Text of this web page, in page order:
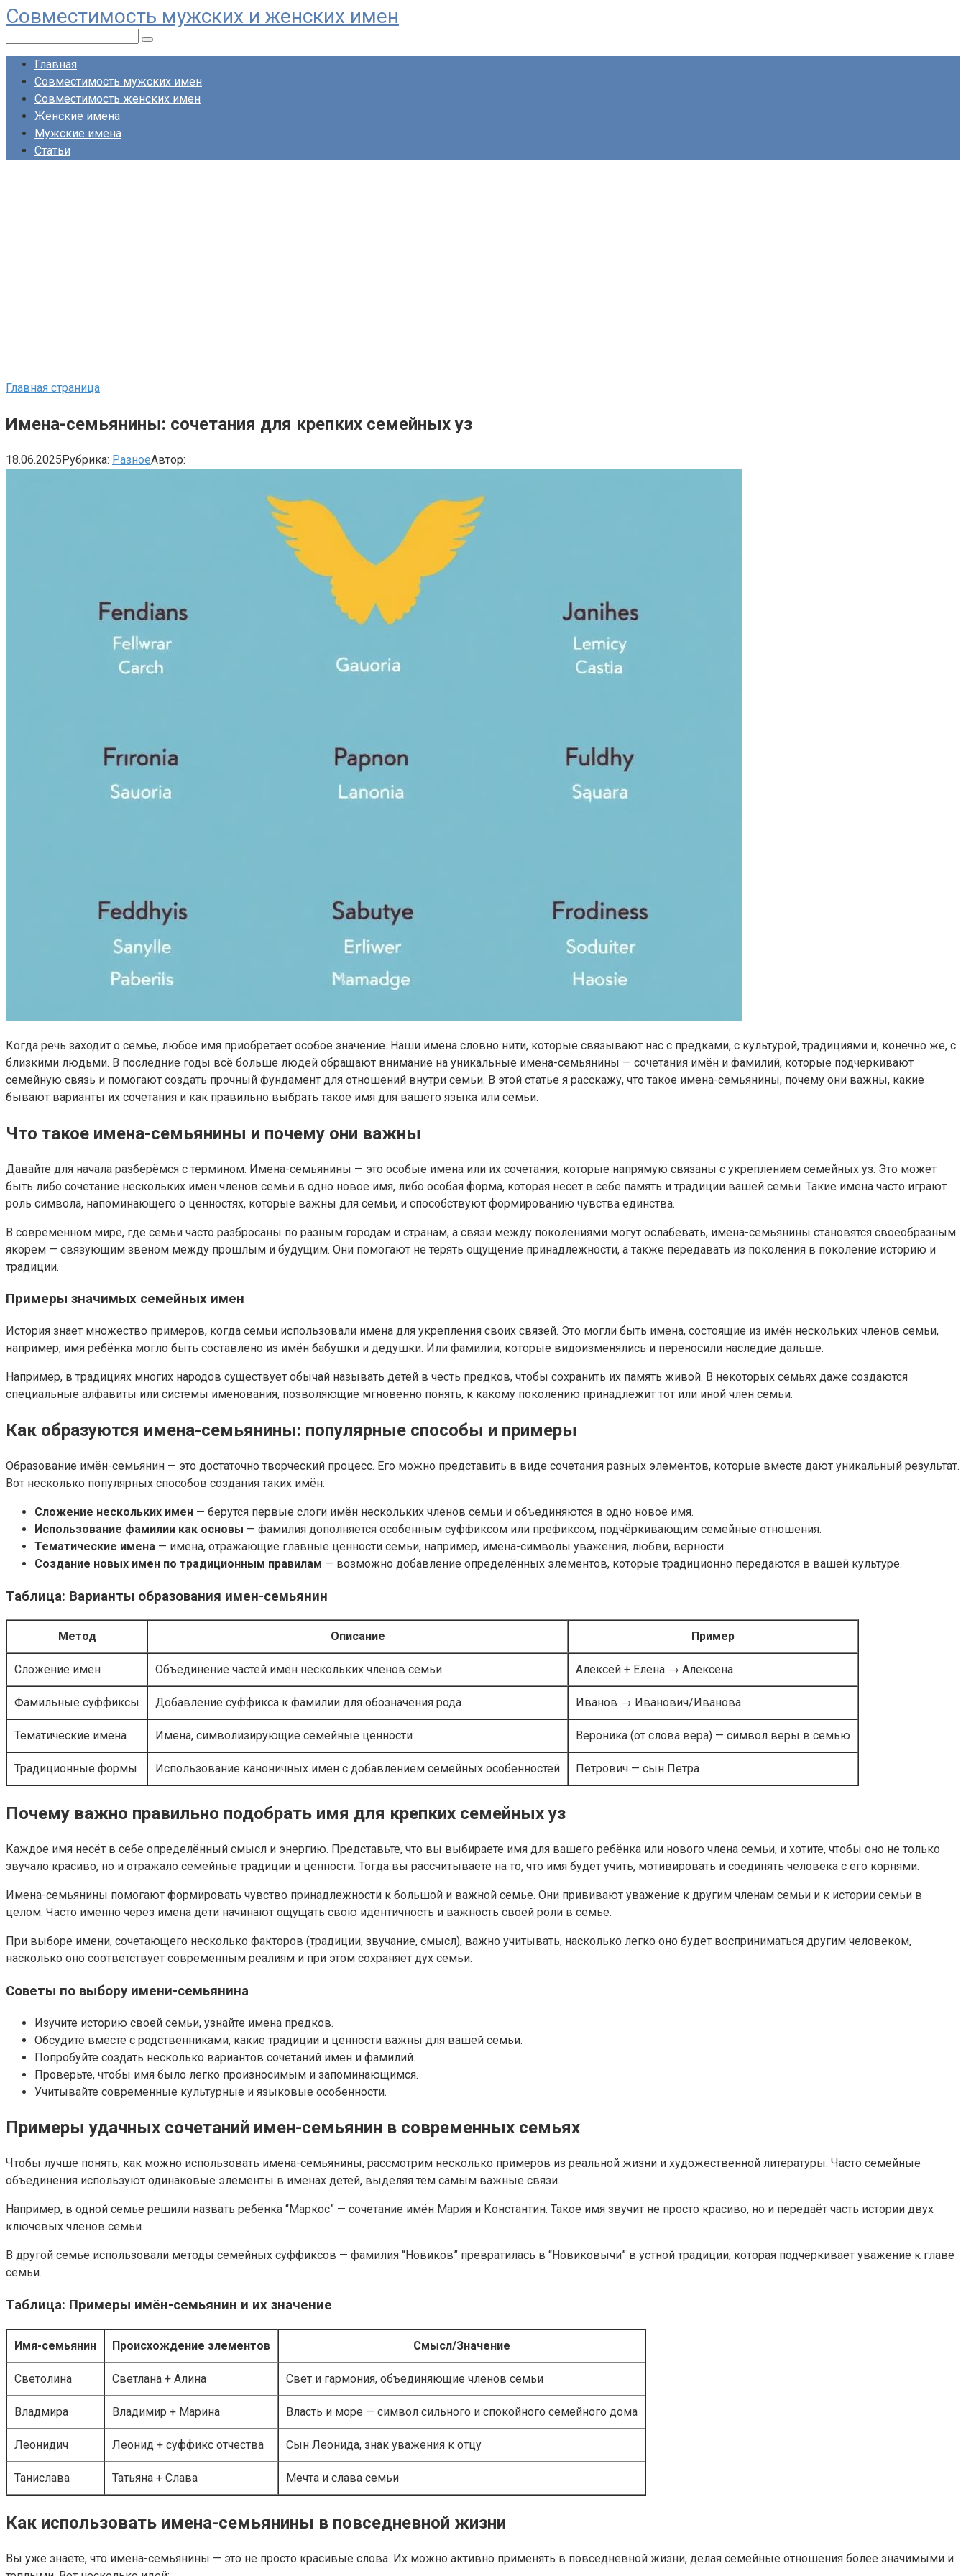
Перейти
к
контенту
Совместимость мужских и женских имен
Главная
Совместимость мужских имен
Совместимость женских имен
Женские имена
Мужские имена
Статьи
Главная страница
Имена-семьянины: сочетания для крепких семейных уз
18.06.2025Рубрика: РазноеАвтор:
Когда речь заходит о семье, любое имя приобретает особое значение. Наши имена словно нити, которые связывают нас с предками, с культурой, традициями и, конечно же, с
близкими людьми. В последние годы всё больше людей обращают внимание на уникальные имена-семьянины — сочетания имён и фамилий, которые подчеркивают
семейную связь и помогают создать прочный фундамент для отношений внутри семьи. В этой статье я расскажу, что такое имена-семьянины, почему они важны, какие
бывают варианты их сочетания и как правильно выбрать такое имя для вашего языка или семьи.
Что такое имена-семьянины и почему они важны
Давайте для начала разберёмся с термином. Имена-семьянины — это особые имена или их сочетания, которые напрямую связаны с укреплением семейных уз. Это может
быть либо сочетание нескольких имён членов семьи в одно новое имя, либо особая форма, которая несёт в себе память и традиции вашей семьи. Такие имена часто играют
роль символа, напоминающего о ценностях, которые важны для семьи, и способствуют формированию чувства единства.
В современном мире, где семьи часто разбросаны по разным городам и странам, а связи между поколениями могут ослабевать, имена-семьянины становятся своеобразным
якорем — связующим звеном между прошлым и будущим. Они помогают не терять ощущение принадлежности, а также передавать из поколения в поколение историю и
традиции.
Примеры значимых семейных имен
История знает множество примеров, когда семьи использовали имена для укрепления своих связей. Это могли быть имена, состоящие из имён нескольких членов семьи,
например, имя ребёнка могло быть составлено из имён бабушки и дедушки. Или фамилии, которые видоизменялись и переносили наследие дальше.
Например, в традициях многих народов существует обычай называть детей в честь предков, чтобы сохранить их память живой. В некоторых семьях даже создаются
специальные алфавиты или системы именования, позволяющие мгновенно понять, к какому поколению принадлежит тот или иной член семьи.
Как образуются имена-семьянины: популярные способы и примеры
Образование имён-семьянин — это достаточно творческий процесс. Его можно представить в виде сочетания разных элементов, которые вместе дают уникальный результат.
Вот несколько популярных способов создания таких имён:
Сложение нескольких имен — берутся первые слоги имён нескольких членов семьи и объединяются в одно новое имя.
Использование фамилии как основы — фамилия дополняется особенным суффиксом или префиксом, подчёркивающим семейные отношения.
Тематические имена — имена, отражающие главные ценности семьи, например, имена-символы уважения, любви, верности.
Создание новых имен по традиционным правилам — возможно добавление определённых элементов, которые традиционно передаются в вашей культуре.
Таблица: Варианты образования имен-семьянин
Метод Описание Пример
Сложение имен Объединение частей имён нескольких членов семьи Алексей + Елена → Алексена
Фамильные суффиксы Добавление суффикса к фамилии для обозначения рода Иванов → Иванович/Иванова
Тематические имена Имена, символизирующие семейные ценности Вероника (от слова вера) — символ веры в семью
Традиционные формы Использование каноничных имен с добавлением семейных особенностей Петрович — сын Петра
Почему важно правильно подобрать имя для крепких семейных уз
Каждое имя несёт в себе определённый смысл и энергию. Представьте, что вы выбираете имя для вашего ребёнка или нового члена семьи, и хотите, чтобы оно не только
звучало красиво, но и отражало семейные традиции и ценности. Тогда вы рассчитываете на то, что имя будет учить, мотивировать и соединять человека с его корнями.
Имена-семьянины помогают формировать чувство принадлежности к большой и важной семье. Они прививают уважение к другим членам семьи и к истории семьи в
целом. Часто именно через имена дети начинают ощущать свою идентичность и важность своей роли в семье.
При выборе имени, сочетающего несколько факторов (традиции, звучание, смысл), важно учитывать, насколько легко оно будет восприниматься другим человеком,
насколько оно соответствует современным реалиям и при этом сохраняет дух семьи.
Советы по выбору имени-семьянина
Изучите историю своей семьи, узнайте имена предков.
Обсудите вместе с родственниками, какие традиции и ценности важны для вашей семьи.
Попробуйте создать несколько вариантов сочетаний имён и фамилий.
Проверьте, чтобы имя было легко произносимым и запоминающимся.
Учитывайте современные культурные и языковые особенности.
Примеры удачных сочетаний имен-семьянин в современных семьях
Чтобы лучше понять, как можно использовать имена-семьянины, рассмотрим несколько примеров из реальной жизни и художественной литературы. Часто семейные
объединения используют одинаковые элементы в именах детей, выделяя тем самым важные связи.
Например, в одной семье решили назвать ребёнка “Маркос” — сочетание имён Мария и Константин. Такое имя звучит не просто красиво, но и передаёт часть истории двух
ключевых членов семьи.
В другой семье использовали методы семейных суффиксов — фамилия “Новиков” превратилась в “Новиковычи” в устной традиции, которая подчёркивает уважение к главе
семьи.
Таблица: Примеры имён-семьянин и их значение
Имя-семьянин Происхождение элементов Смысл/Значение
Светолина Светлана + Алина Свет и гармония, объединяющие членов семьи
Владмира Владимир + Марина Власть и море — символ сильного и спокойного семейного дома
Леонидич Леонид + суффикс отчества Сын Леонида, знак уважения к отцу
Танислава Татьяна + Слава Мечта и слава семьи
Как использовать имена-семьянины в повседневной жизни
Вы уже знаете, что имена-семьянины — это не просто красивые слова. Их можно активно применять в повседневной жизни, делая семейные отношения более значимыми и